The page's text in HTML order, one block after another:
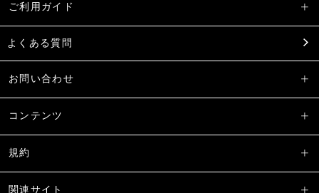
ご利用ガイド
よくある質問
お問い合わせ
コンテンツ
規約
関連サイト